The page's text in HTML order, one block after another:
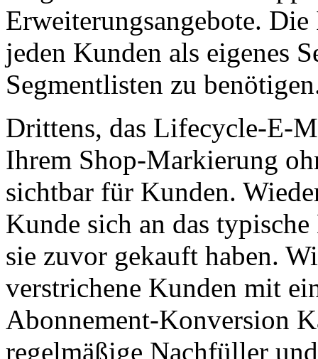
Erweiterungsangebote.
jeden Kunden als eigenes
Segmentlisten zu
Drittens, das Lifecycle-E-
Ihrem Shop-Markierung
sichtbar für Kunden.
Kunde sich an das
sie zuvor gekauft haben.
verstrichene Kunden mit
Abonnement-Konversion
regelmäßige Nachfüller